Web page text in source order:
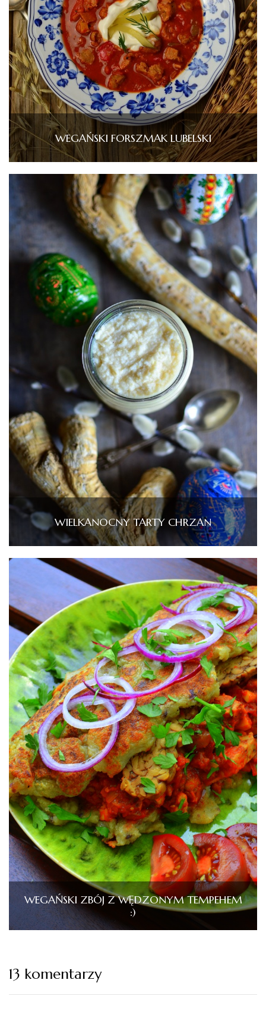
WEGAŃSKI FORSZMAK LUBELSKI
WIELKANOCNY TARTY CHRZAN
WEGAŃSKI ZBÓJ Z WĘDZONYM TEMPEHEM
:)
13 komentarzy